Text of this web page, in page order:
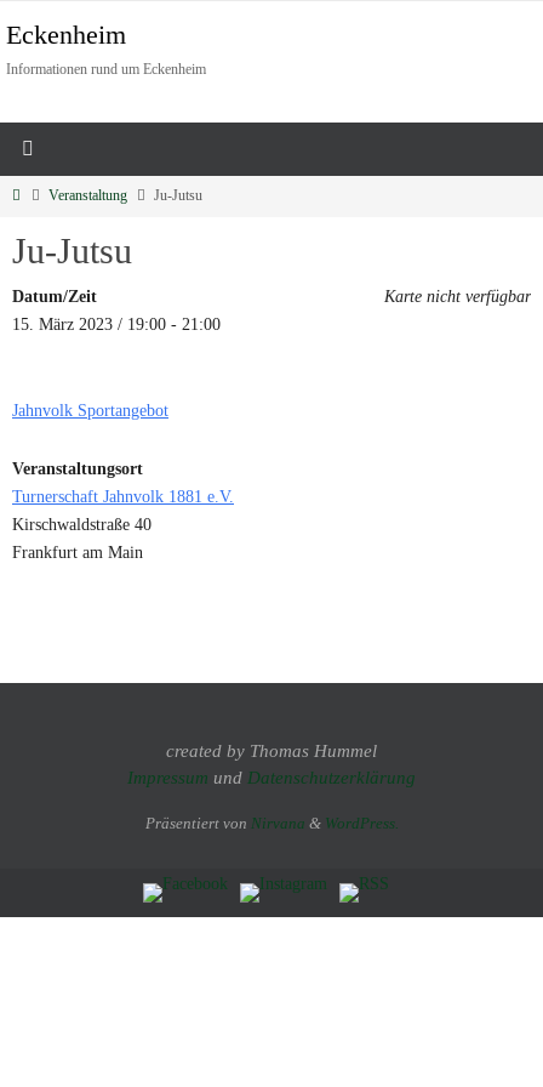
Eckenheim
Informationen rund um Eckenheim
Veranstaltung Ju-Jutsu
Ju-Jutsu
Karte nicht verfügbar
Datum/Zeit
15. März 2023 / 19:00 - 21:00
Jahnvolk Sportangebot
Veranstaltungsort
Turnerschaft Jahnvolk 1881 e.V.
Kirschwaldstraße 40
Frankfurt am Main
created by Thomas Hummel
Impressum und Datenschutzerklärung
Präsentiert von Nirvana & WordPress.